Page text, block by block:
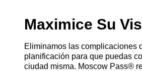
Maximice Su
Eliminamos las complicaciones
planificación para que puedas
ciudad misma. Moscow Pass®